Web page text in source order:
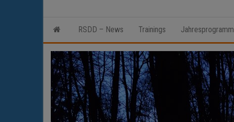
RSDD – News Trainings Jahresprogramm